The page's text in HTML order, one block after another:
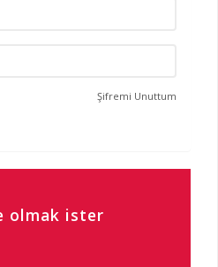
Şifremi Unuttum
olmak ister